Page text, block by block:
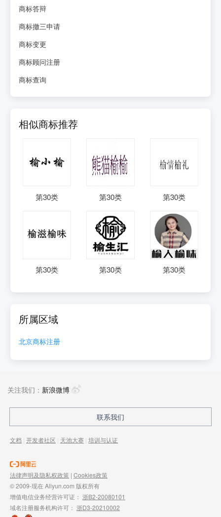
商标答辩
商标撤三申请
商标变更
商标顾问注册
商标查询
相似商标推荐
第30类 第30类 第30类
第30类 第30类 第30类
所属区域
北京商标注册